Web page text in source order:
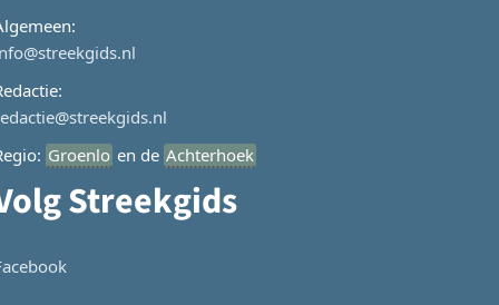
Groenlo en de Achterhoek
Streekgids